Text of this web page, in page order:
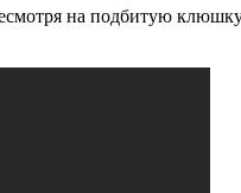
на подбитую